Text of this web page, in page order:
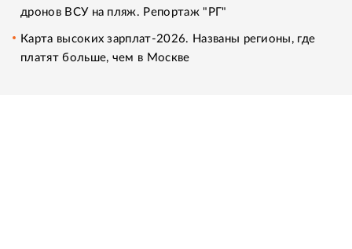
дронов ВСУ на пляж. Репортаж "РГ"
Карта высоких зарплат-2026. Названы регионы, где
платят больше, чем в Москве